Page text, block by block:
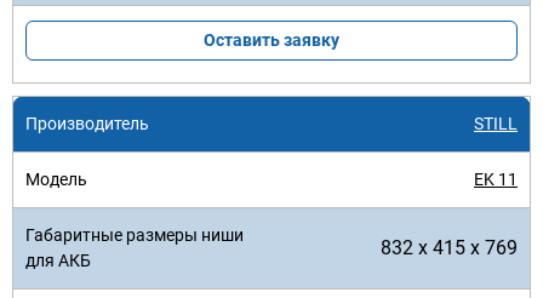
Оставить заявку
STILL
EK 11
832 x 415 x 769